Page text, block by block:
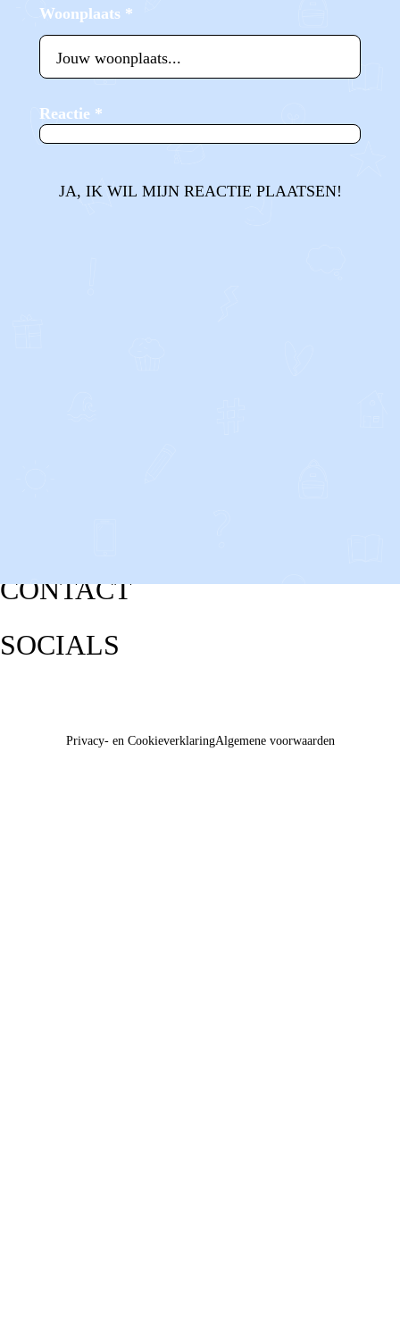
Woonplaats *
Reactie *
JA, IK WIL MIJN REACTIE PLAATSEN!
CONTACT
SOCIALS
Privacy- en CookieverklaringAlgemene voorwaarden